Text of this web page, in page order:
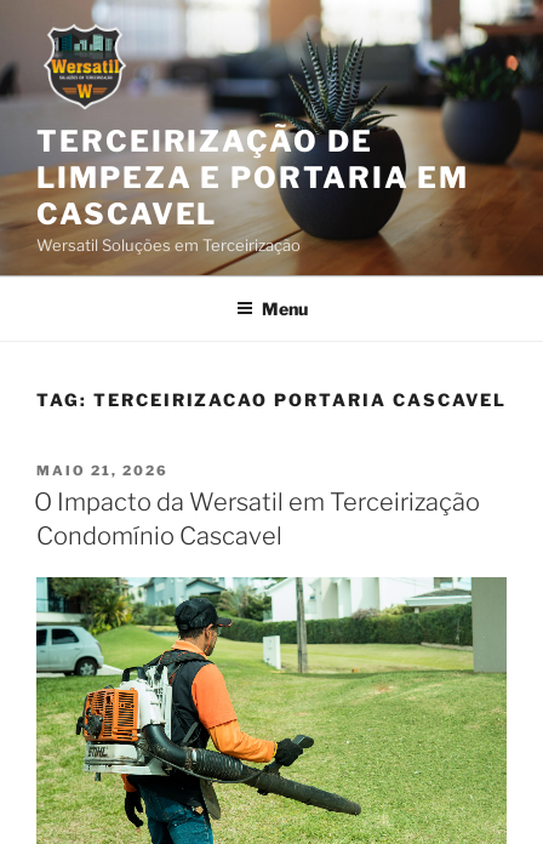
TERCEIRIZAÇÃO DE
LIMPEZA E PORTARIA EM
CASCAVEL
Wersatil Soluções em Terceirização
Menu
TAG: TERCEIRIZACAO PORTARIA CASCAVEL
MAIO 21, 2026
O Impacto da Wersatil em Terceirização
Condomínio Cascavel